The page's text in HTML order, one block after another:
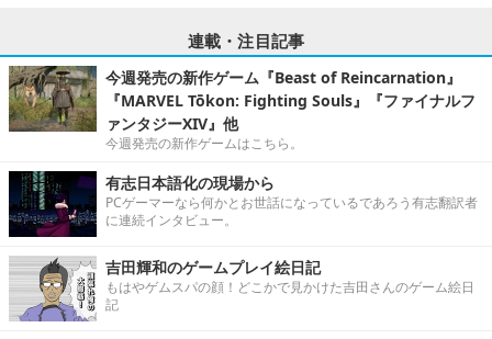
連載・注目記事
今週発売の新作ゲーム『Beast of Reincarnation』
『MARVEL Tōkon: Fighting Souls』『ファイナルフ
ァンタジーXIV』他
今週発売の新作ゲームはこちら。
有志日本語化の現場から
PCゲーマーなら何かとお世話になっているであろう有志翻訳者
に連続インタビュー。
吉田輝和のゲームプレイ絵日記
もはやゲムスパの顔！どこかで見かけた吉田さんのゲーム絵日
記